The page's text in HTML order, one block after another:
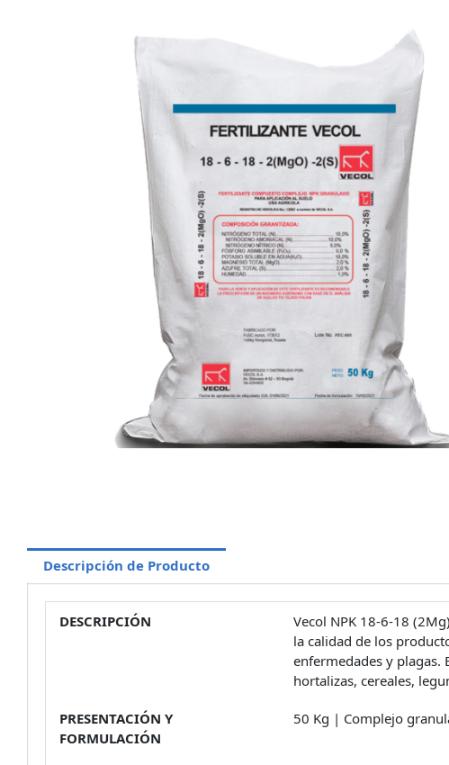
Descripción de Producto
DESCRIPCIÓN
Vecol NPK 18-6-18
la calidad de los
enfermedades y plagas.
hortalizas, cereales,
PRESENTACIÓN Y
FORMULACIÓN
50 Kg | Complejo